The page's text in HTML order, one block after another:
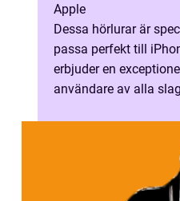
Apple
Dessa hörlurar är
passa perfekt till
erbjuder en
användare av alla